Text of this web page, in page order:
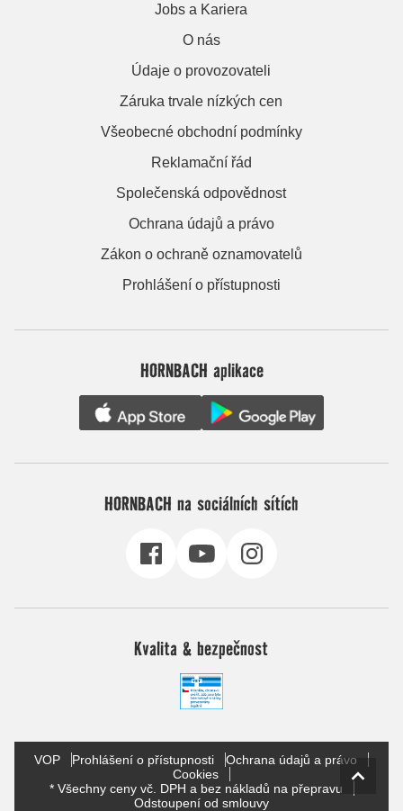
Jobs a Kariera
O nás
Údaje o provozovateli
Záruka trvale nízkých cen
Všeobecné obchodní podmínky
Reklamační řád
Společenská odpovědnost
Ochrana údajů a právo
Zákon o ochraně oznamovatelů
Prohlášení o přístupnosti
HORNBACH aplikace
HORNBACH na sociálních sítích
Kvalita & bezpečnost
VOP Prohlášení o přístupnosti
Ochrana údajů a právo
Cookies
* Všechny ceny vč. DPH a bez nákladů na přepravu
Odstoupení od smlouvy